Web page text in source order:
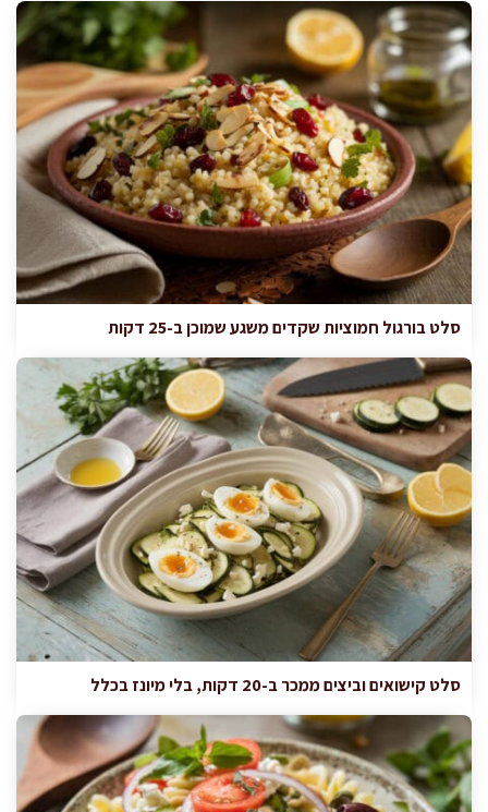
סלט בורגול חמוציות שקדים משגע שמוכן ב-25 דקות
סלט קישואים וביצים ממכר ב-20 דקות, בלי מיונז בכלל